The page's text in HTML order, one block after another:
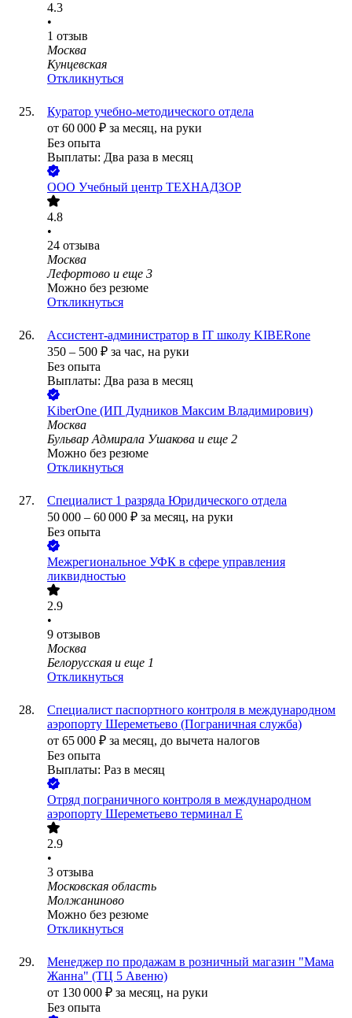
4.3
•
1 отзыв
Москва
Кунцевская
Откликнуться
Куратор учебно-методического отдела
от 60 000 ₽ за месяц, на руки
Без опыта
Выплаты: Два раза в месяц
ООО Учебный центр ТЕХНАДЗОР
4.8
•
24 отзыва
Москва
Лефортово и еще 3
Можно без резюме
Откликнуться
Ассистент-администратор в IT школу KIBERone
350 – 500 ₽ за час, на руки
Без опыта
Выплаты: Два раза в месяц
KiberOne (ИП Дудников Максим Владимирович)
Москва
Бульвар Адмирала Ушакова и еще 2
Можно без резюме
Откликнуться
Специалист 1 разряда Юридического отдела
50 000 – 60 000 ₽ за месяц, на руки
Без опыта
Межрегиональное УФК в сфере управления
ликвидностью
2.9
•
9 отзывов
Москва
Белорусская и еще 1
Откликнуться
Специалист паспортного контроля в международном
аэропорту Шереметьево (Пограничная служба)
от 65 000 ₽ за месяц, до вычета налогов
Без опыта
Выплаты: Раз в месяц
Отряд пограничного контроля в международном
аэропорту Шереметьево терминал E
2.9
•
3 отзыва
Московская область
Молжаниново
Можно без резюме
Откликнуться
Менеджер по продажам в розничный магазин "Мама
Жанна" (ТЦ 5 Авеню)
от 130 000 ₽ за месяц, на руки
Без опыта